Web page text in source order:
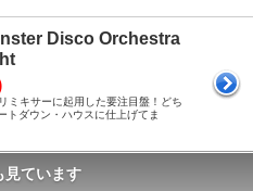
Disco Orchestra
ミキサーに起用した要注目盤！どち
トダウン・ハウスに仕上げてま
見ています